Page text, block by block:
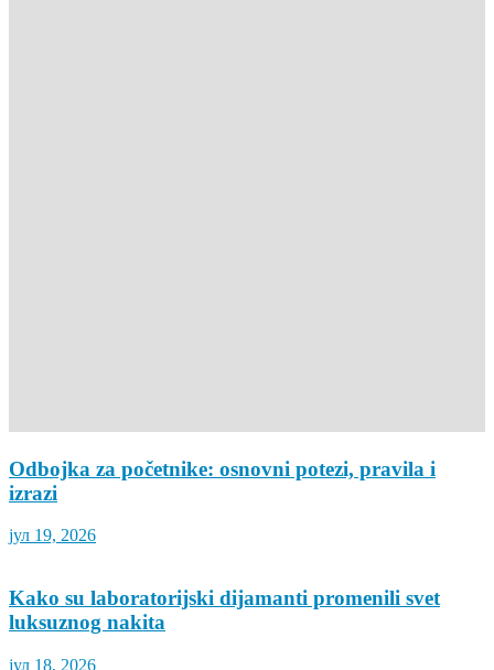
Odbojka za početnike: osnovni potezi, pravila i
izrazi
јул 19, 2026
Kako su laboratorijski dijamanti promenili svet
luksuznog nakita
јул 18, 2026